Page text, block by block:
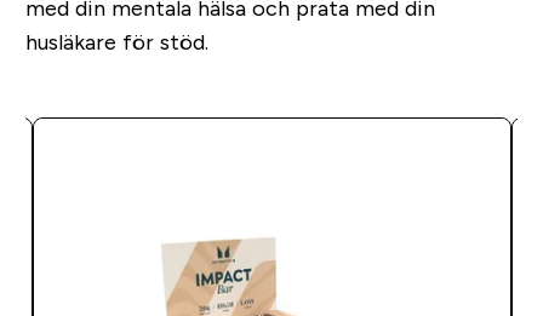
med din mentala hälsa och prata med din
husläkare för stöd.